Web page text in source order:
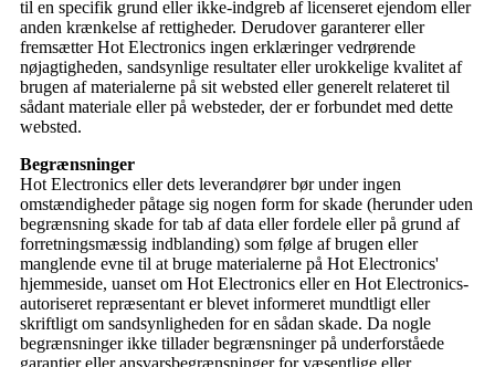
til en specifik grund eller ikke-indgreb af licenseret ejendom eller
anden krænkelse af rettigheder. Derudover garanterer eller
fremsætter Hot Electronics ingen erklæringer vedrørende
nøjagtigheden, sandsynlige resultater eller urokkelige kvalitet af
brugen af ​​materialerne på sit websted eller generelt relateret til
sådant materiale eller på websteder, der er forbundet med dette
websted.
Begrænsninger
Hot Electronics eller dets leverandører bør under ingen
omstændigheder påtage sig nogen form for skade (herunder uden
begrænsning skade for tab af data eller fordele eller på grund af
forretningsmæssig indblanding) som følge af brugen eller
manglende evne til at bruge materialerne på Hot Electronics'
hjemmeside, uanset om Hot Electronics eller en Hot Electronics-
autoriseret repræsentant er blevet informeret mundtligt eller
skriftligt om sandsynligheden for en sådan skade. Da nogle
begrænsninger ikke tillader begrænsninger på underforståede
garantier eller ansvarsbegrænsninger for væsentlige eller